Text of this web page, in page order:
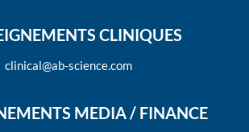
CLINIQUES
clinical@ab-science.com
MEDIA / FINANCE